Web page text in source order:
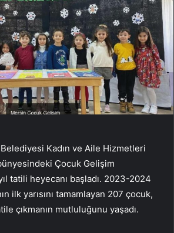
Kadın ve Aile Hizmetleri
Çocuk Gelişim
tatili heyecanı başladı. 2023-2024
ilk yarısını tamamlayan 207 çocuk,
çıkmanın mutluluğunu yaşadı.